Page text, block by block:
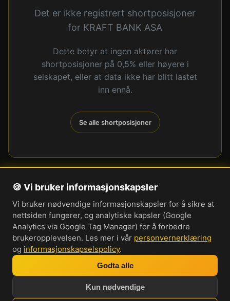
Det er ikke registrert shortposisjoner
for KRAFT BANK ASA
Dette betyr at ingen aktører har
shortposisjoner på 0,5% eller høyere i
selskapet, eller at data ikke har blitt lastet
inn ennå.
Se alle shortposisjoner
Om oss
Personvernerklæring
Informasjonskapsler
Brukervilkår
Cookie-innstillinger
Investorprat 2026. Norsk forum og
🍪 Vi bruker informasjonskapsler
Vi bruker nødvendige informasjonskapsler for å sikre at
nettsiden fungerer, og analytiske kapsler (Google
Analytics via Google Tag Manager) for å forbedre
brukeropplevelsen. Les mer i vår personvernerklæring
og informasjonskapselspolicy.
Godta alle
Kun nødvendige